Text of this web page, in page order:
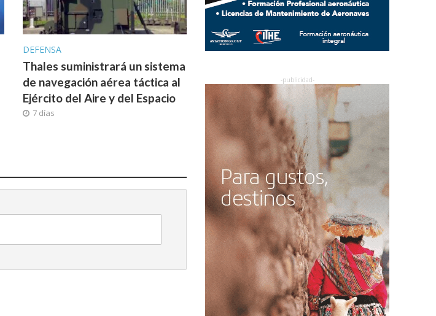
DEFENSA
Thales suministrará un sistema
de navegación aérea táctica al
Ejército del Aire y del Espacio
7 días